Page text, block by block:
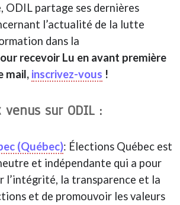
ODIL partage ses dernières
l’actualité de la lutte
dans la
recevoir Lu en avant première
mail, inscrivez-vous !
venus sur ODIL :
(Québec)­: Élections Québec est
et indépendante qui a pour
l’intégrité, la transparence et la
et de promouvoir les valeurs